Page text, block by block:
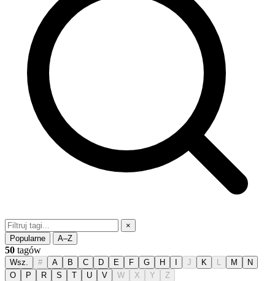
×
Popularne
A–Z
50 tagów
Wsz. # A B C D E F G H J K L M
N
O
P R S T U V W X Y Z